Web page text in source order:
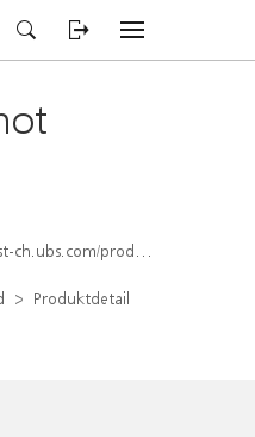
detail/index/isin/CH1570498381
Produktdetail